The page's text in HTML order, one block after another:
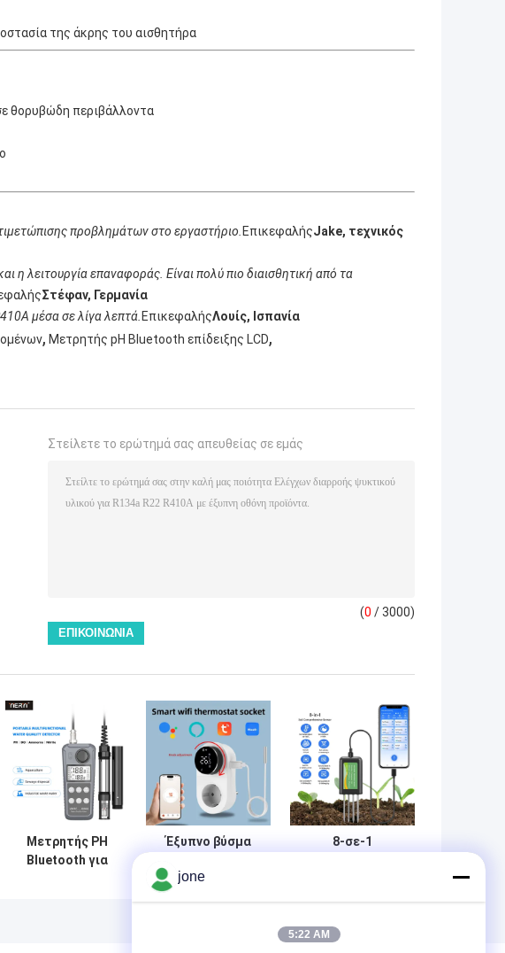
της άκρης του αισθητήρα
θορυβώδη περιβάλλοντα
προβλημάτων στο εργαστήριο. ΕπικεφαλήςJake, τεχνικός
η λειτουργία επαναφοράς. Είναι πολύ πιο διαισθητική από τα
Στέφαν, Γερμανία
μέσα σε λίγα λεπτά. ΕπικεφαλήςΛουίς, Ισπανία
, Μετρητής pH Bluetooth επίδειξης LCD,
Στείλετε το ερώτημά σας απευθείας σε εμάς
(0 / 3000)
Μετρητής PH
Bluetooth για
Έξυπνο βύσμα
Tuya με
8-σε-1
Αλατότητα
jone
5:22 AM